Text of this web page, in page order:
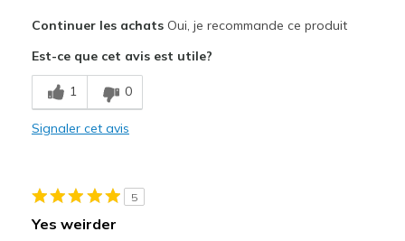
Stylish
Le contre
Poor Quality
Travel
Continuer les achatsOui, je recommande ce produit
Est-ce que cet avis est utile?
1 0
Signaler cet avis
5
Yes weirder